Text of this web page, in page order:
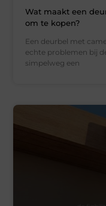
Wat maakt een
om te kopen?
Een deurbel met
echte problemen bij
simpelweg een